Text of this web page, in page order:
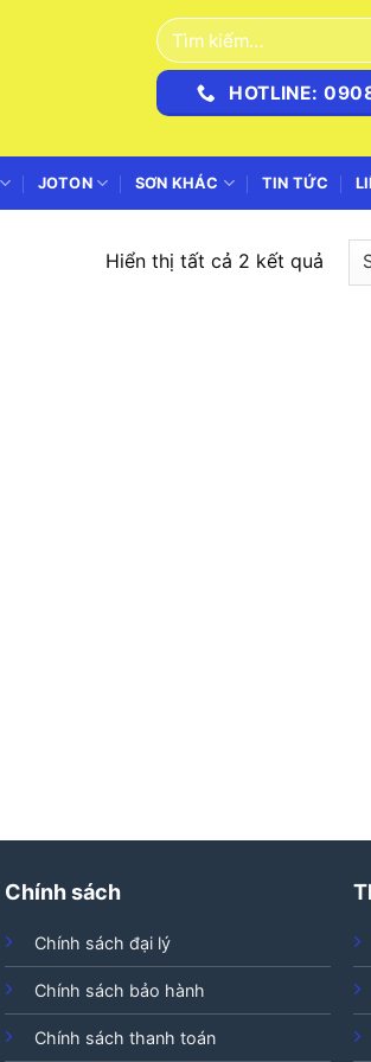
Tìm
kiếm:
HOTLINE:
JOTON SƠN KHÁC TIN TỨC
Hiển thị tất cả 2 kết quả
Chính sách
Chính sách đại lý
Chính sách bảo hành
Chính sách thanh toán